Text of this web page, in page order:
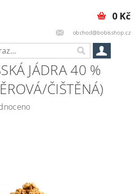
obchod@bobisshop.cz
0 Kč
JÁDRA 40 %
ČIŠTĚNÁ)